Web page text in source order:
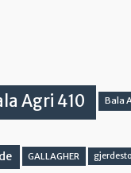
Agri 410 Bala
GALLAGHER